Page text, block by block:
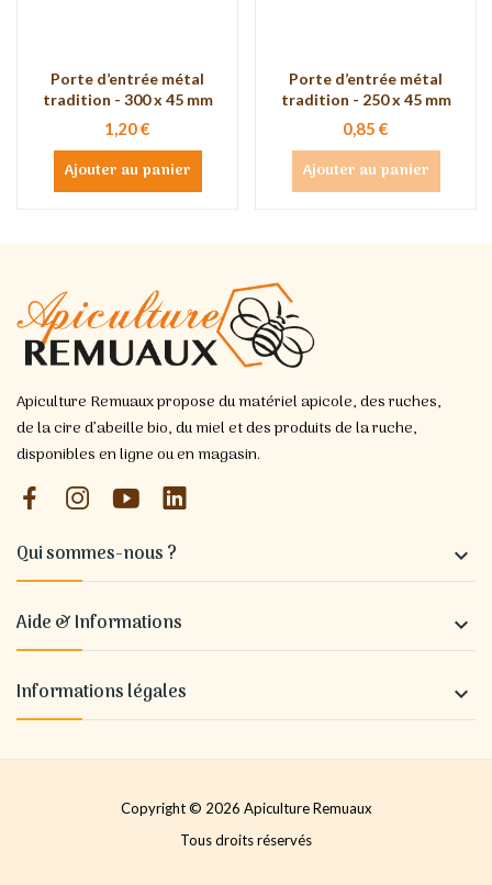
Porte d’entrée métal
tradition - 300 x 45 mm
1,20 €
Ajouter au panier
Porte d’entrée métal
tradition - 250 x 45 mm
0,85 €
Ajouter au panier
Apiculture Remuaux propose du matériel apicole, des ruches,
de la cire d’abeille bio, du miel et des produits de la ruche,
disponibles en ligne ou en magasin.
Qui sommes-nous ? 
Aide & Informations 
Informations légales 
Copyright © 2026 Apiculture Remuaux
Tous droits réservés